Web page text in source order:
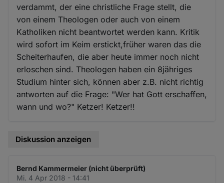
verdammt, der eine christliche Frage stellt, die
von einem Theologen oder auch von einem
Katholiken nicht beantwortet werden kann. Kritik
wird sofort im Keim erstickt,früher waren das die
Scheiterhaufen, die aber heute immer noch nicht
erloschen sind. Theologen haben ein 8jähriges
Studium hinter sich, können aber z.B. nicht richtig
antworten auf die Frage: "Wer hat Gott erschaffen,
wann und wo?" Ketzer! Ketzer!!
Diskussion anzeigen
Bernd Kammermeier (nicht überprüft)
Mi. 4 Apr 2018 - 14:41